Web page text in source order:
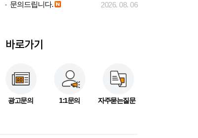
문의드립니다.
2026. 08. 06
바로가기
광고문의 1:1문의 자주묻는질문